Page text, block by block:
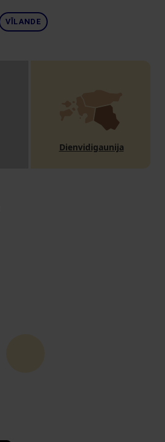
VĪLANDE
Dienvidigaunija